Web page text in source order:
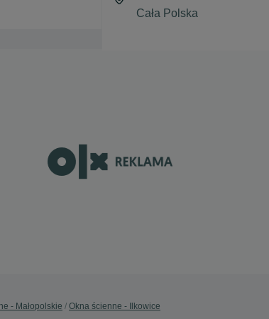
- Małopolskie Okna ścienne - Ilkowice